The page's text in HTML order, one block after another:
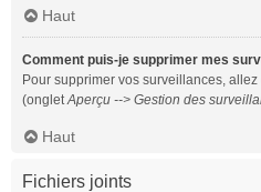
Haut
Comment puis-je supprimer mes
Pour supprimer vos surveillances,
(ongletAperçu --> Gestion des
Haut
Fichiers joints